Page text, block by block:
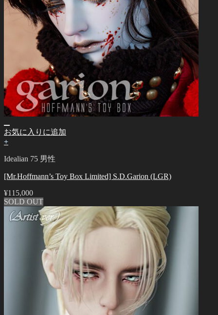
お気に入りに追加
+
Idealian 75 男性
[Mr.Hoffmann’s Toy Box Limited] S.D.Garion (LGR)
¥115,000
SOLD OUT